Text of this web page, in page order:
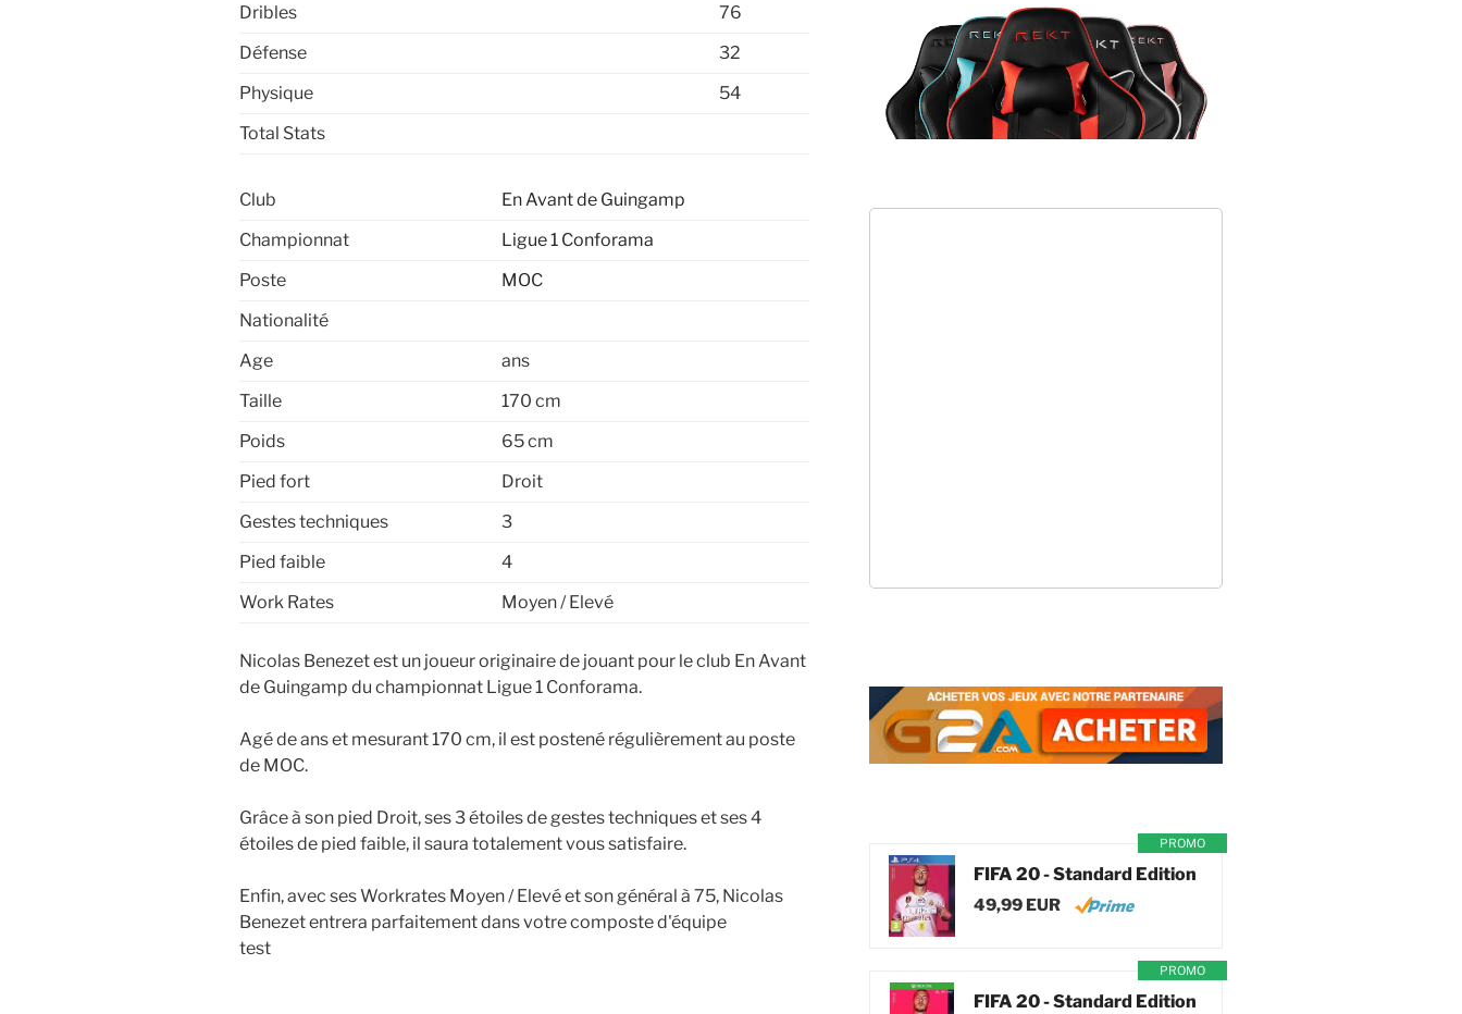
Dribles
76
Défense
32
Physique
54
Total Stats
Club
En Avant de Guingamp
Championnat
Ligue 1 Conforama
Poste
MOC
Nationalité
Age
ans
Taille
170 cm
Poids
65 cm
Pied fort
Droit
Gestes techniques
3
Pied faible
4
Work Rates
Moyen / Elevé
Nicolas Benezet est un joueur originaire de jouant pour le club En Avant
de Guingamp du championnat Ligue 1 Conforama.
Agé de ans et mesurant 170 cm, il est postené régulièrement au poste
de MOC.
Grâce à son pied Droit, ses 3 étoiles de gestes techniques et ses 4
étoiles de pied faible, il saura totalement vous satisfaire.
Enfin, avec ses Workrates Moyen / Elevé et son général à 75, Nicolas
Benezet entrera parfaitement dans votre composte d'équipe
test
PROMO
FIFA 20 - Standard Edition
49,99 EUR
PROMO
FIFA 20 - Standard Edition